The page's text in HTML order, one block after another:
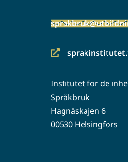
(siirryt
palveluun)
Institutet för de
Språkbruk
Hagnäskajen 6
00530 Helsingfors